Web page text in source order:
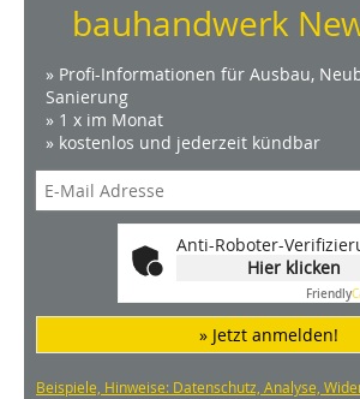
bauhandwerk
» Profi-Informationen für Ausbau,
Sanierung
» 1 x im Monat
» kostenlos und jederzeit kündbar
Anti-Roboter-
Hier klicken
Friendly
» Jetzt anmelden!
Beispiele, Hinweise: Datenschutz, Analyse,